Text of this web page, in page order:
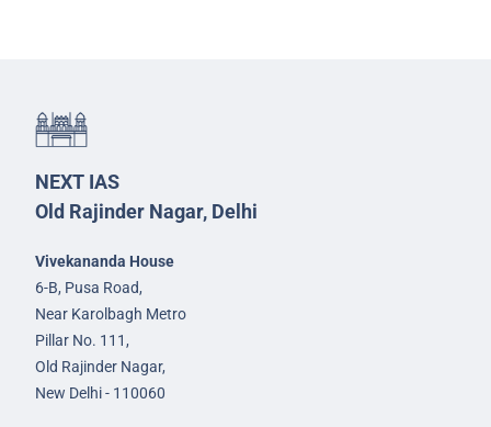
NEXT IAS
Old Rajinder Nagar, Delhi
Vivekananda House
6-B, Pusa Road,
Near Karolbagh Metro
Pillar No. 111,
Old Rajinder Nagar,
New Delhi - 110060